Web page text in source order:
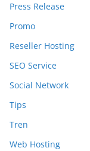
Press Release
Promo
Reseller Hosting
SEO Service
Social Network
Tips
Tren
Web Hosting